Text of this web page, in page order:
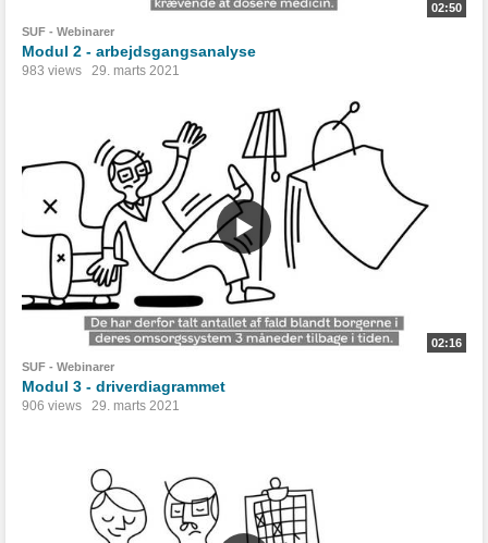
02:50
SUF - Webinarer
Modul 2 - arbejdsgangsanalyse
983 views 29. marts 2021
02:16
SUF - Webinarer
Modul 3 - driverdiagrammet
906 views 29. marts 2021